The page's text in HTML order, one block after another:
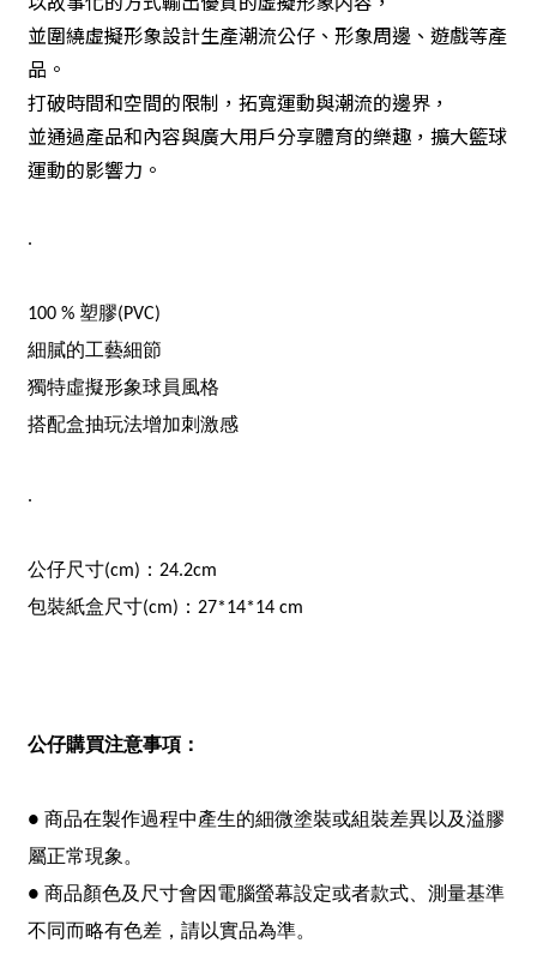
並圍繞虛擬形象設計生產潮流公仔、形象周邊、遊戲等產
品。
打破時間和空間的限制，拓寬運動與潮流的邊界，
並通過產品和內容與廣大用戶分享體育的樂趣，擴大籃球
運動的影響力。
.
100 % 塑膠(PVC)
細膩的工藝細節
獨特虛擬形象球員風格
搭配盒抽玩法增加刺激感
.
公仔尺寸(cm)：24.2cm
包裝紙盒尺寸(cm)：27*14*14 cm
公仔購買注意事項：
● 商品在製作過程中產生的細微塗裝或組裝差異以及溢膠
屬正常現象。
● 商品顏色及尺寸會因電腦螢幕設定或者款式、測量基準
不同而略有色差，請以實品為準。